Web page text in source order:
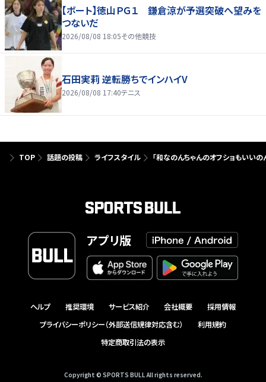
【ボート】徳山ＰＧ１ 鎌倉涼が予選突破へ望みを
つないだ
2026/08/08 18:05その他競技
石田実莉 逆転勝ちでインハイV
2026/08/08 17:40テニス
TOP 話題の投稿 ライフスタイル 「和なのんちゃんのオフショもいい
アプリ版
ヘルプ 推奨環境 サービス紹介 会社概要
採用情報
プライバシーポリシー（外部送信規律対応含む）
利用規約
特定商取引法の表示
Copyright © SPORTS BULL All rights reserved.